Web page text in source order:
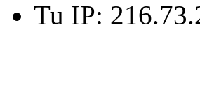
Tu IP: